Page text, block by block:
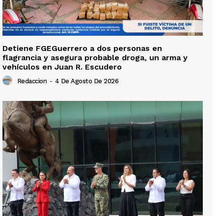
Detiene FGEGuerrero a dos personas en
flagrancia y asegura probable droga, un arma y
vehículos en Juan R. Escudero
Redaccion - 4 De Agosto De 2026